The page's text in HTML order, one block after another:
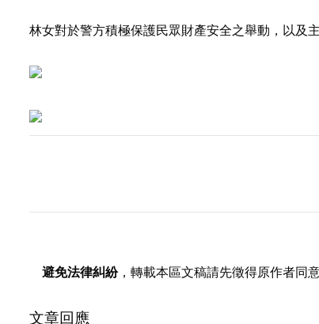
林女對於警方積極保護民眾財產安全之舉動，以及
避免法律糾紛，轉載本區文稿請先徵得原作者同意
文章回應